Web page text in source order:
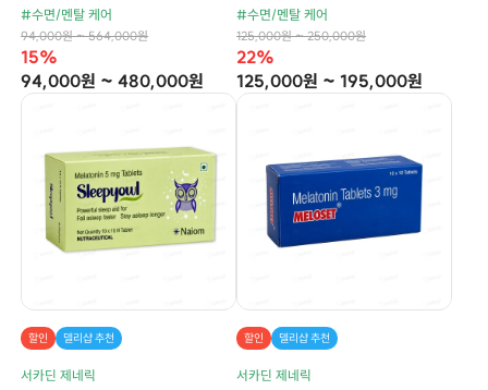
#수면/멘탈 케어
94,000원 ~ 564,000원
15%
94,000원 ~ 480,000원
#수면/멘탈 케어
125,000원 ~ 250,000원
22%
125,000원 ~ 195,000원
할인 델리샵 추천
서카딘 제네릭
할인 델리샵 추천
서카딘 제네릭